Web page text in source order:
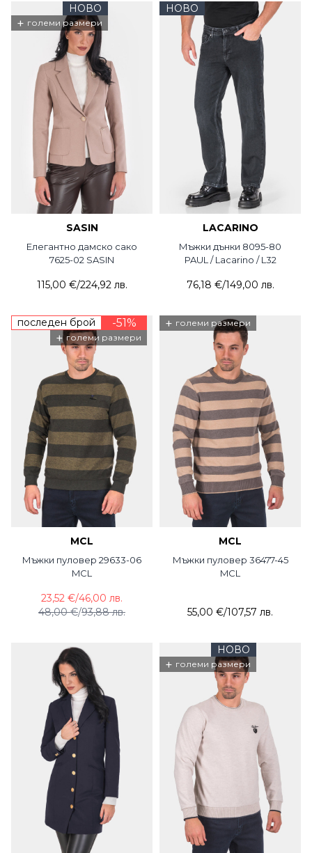
НОВО
+ големи размери
SASIN
Елегантно дамско сако
7625-02 SASIN
115,00 €/224,92 лв.
НОВО
LACARINO
Мъжки дънки 8095-80
PAUL / Lacarino / L32
76,18 €/149,00 лв.
последен брой -51%
+ големи размери
MCL
Мъжки пуловер 29633-06
MCL
48,00 €/93,88 лв.
23,52 €/46,00 лв.
+ големи размери
MCL
Мъжки пуловер 36477-45
MCL
55,00 €/107,57 лв.
НОВО
+ големи размери